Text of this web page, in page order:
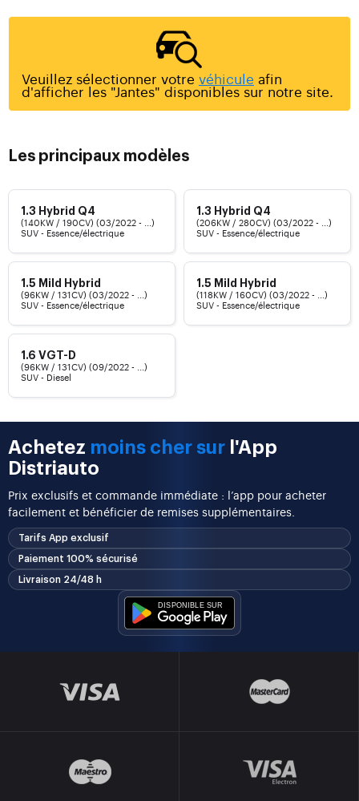
Veuillez sélectionner votre véhicule afin
d'afficher les "Jantes" disponibles sur notre site.
Les principaux modèles
1.3 Hybrid Q4
(140KW / 190CV) (03/2022 - ...)
SUV - Essence/électrique
1.3 Hybrid Q4
(206KW / 280CV) (03/2022 - ...)
SUV - Essence/électrique
1.5 Mild Hybrid
(96KW / 131CV) (03/2022 - ...)
SUV - Essence/électrique
1.5 Mild Hybrid
(118KW / 160CV) (03/2022 - ...)
SUV - Essence/électrique
1.6 VGT-D
(96KW / 131CV) (09/2022 - ...)
SUV - Diesel
Achetez moins cher sur l'App
Distriauto
Prix exclusifs et commande immédiate : l’app pour acheter
facilement et bénéficier de remises supplémentaires.
Tarifs App exclusif
Paiement 100% sécurisé
Livraison 24/48 h